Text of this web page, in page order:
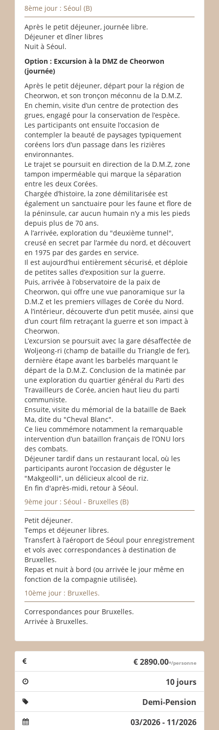
8ème jour : Séoul (B)
Après le petit déjeuner, journée libre.
Déjeuner et dîner libres
Nuit à Séoul.
Option : Excursion à la DMZ de Cheorwon
(journée)
Après le petit déjeuner, départ pour la région de
Cheorwon, et son tronçon méconnu de la D.M.Z.
En chemin, visite d’un centre de protection des
grues, engagé pour la conservation de l’espèce.
Les participants ont ensuite l’occasion de
contempler la beauté de paysages typiquement
coréens lors d’un passage dans les rizières
environnantes.
Le trajet se poursuit en direction de la D.M.Z, zone
tampon imperméable qui marque la séparation
entre les deux Corées.
Chargée d’histoire, la zone démilitarisée est
également un sanctuaire pour les faune et flore de
la péninsule, car aucun humain n’y a mis les pieds
depuis plus de 70 ans.
A l’arrivée, exploration du "deuxième tunnel",
creusé en secret par l’armée du nord, et découvert
en 1975 par des gardes en service.
Il est aujourd’hui entièrement sécurisé, et déploie
de petites salles d’exposition sur la guerre.
Puis, arrivée à l’observatoire de la paix de
Cheorwon, qui offre une vue panoramique sur la
D.M.Z et les premiers villages de Corée du Nord.
A l’intérieur, découverte d’un petit musée, ainsi que
d’un court film retraçant la guerre et son impact à
Cheorwon.
L’excursion se poursuit avec la gare désaffectée de
Woljeong-ri (champ de bataille du Triangle de fer),
dernière étape avant les barbelés marquant le
départ de la D.M.Z. Conclusion de la matinée par
une exploration du quartier général du Parti des
Travailleurs de Corée, ancien haut lieu du parti
communiste.
Ensuite, visite du mémorial de la bataille de Baek
Ma, dite du "Cheval Blanc".
Ce lieu commémore notamment la remarquable
intervention d’un bataillon français de l’ONU lors
des combats.
Déjeuner tardif dans un restaurant local, où les
participants auront l’occasion de déguster le
"Makgeolli", un délicieux alcool de riz.
En fin d'après-midi, retour à Séoul.
9ème jour : Séoul - Bruxelles (B)
Petit déjeuner.
Temps et déjeuner libres.
Transfert à l’aéroport de Séoul pour enregistrement
et vols avec correspondances à destination de
Bruxelles.
Repas et nuit à bord (ou arrivée le jour même en
fonction de la compagnie utilisée).
10ème jour : Bruxelles.
Correspondances pour Bruxelles.
Arrivée à Bruxelles.
€ 2890.00*/personne
10 jours
Demi-Pension
03/2026 - 11/2026